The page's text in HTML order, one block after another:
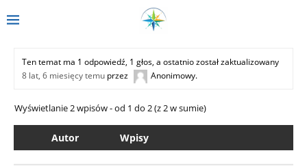
Ten temat ma 1 odpowiedź, 1 głos, a ostatnio został zaktualizowany
8 lat, 6 miesięcy temu przez Anonimowy.
Wyświetlanie 2 wpisów - od 1 do 2 (z 2 w sumie)
Autor Wpisy